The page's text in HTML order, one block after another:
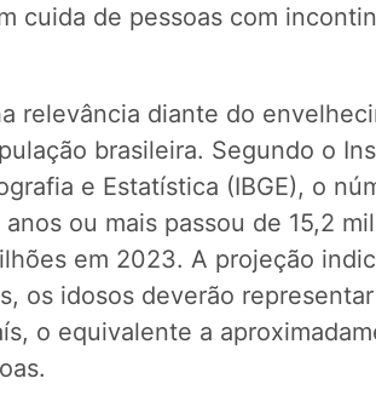
cuida de pessoas com
relevância diante do
brasileira. Segundo o
e Estatística (IBGE), o
ou mais passou de 15,2
em 2023. A projeção
os idosos deverão representar
o equivalente a